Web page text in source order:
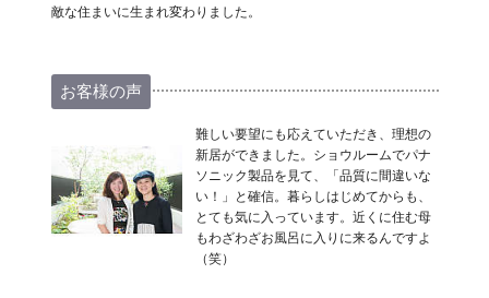
敵な住まいに生まれ変わりました。
お客様の声
難しい要望にも応えていただき、理想の
新居ができました。ショウルームでパナ
ソニック製品を見て、「品質に間違いな
い！」と確信。暮らしはじめてからも、
とても気に入っています。近くに住む母
もわざわざお風呂に入りに来るんですよ
（笑）